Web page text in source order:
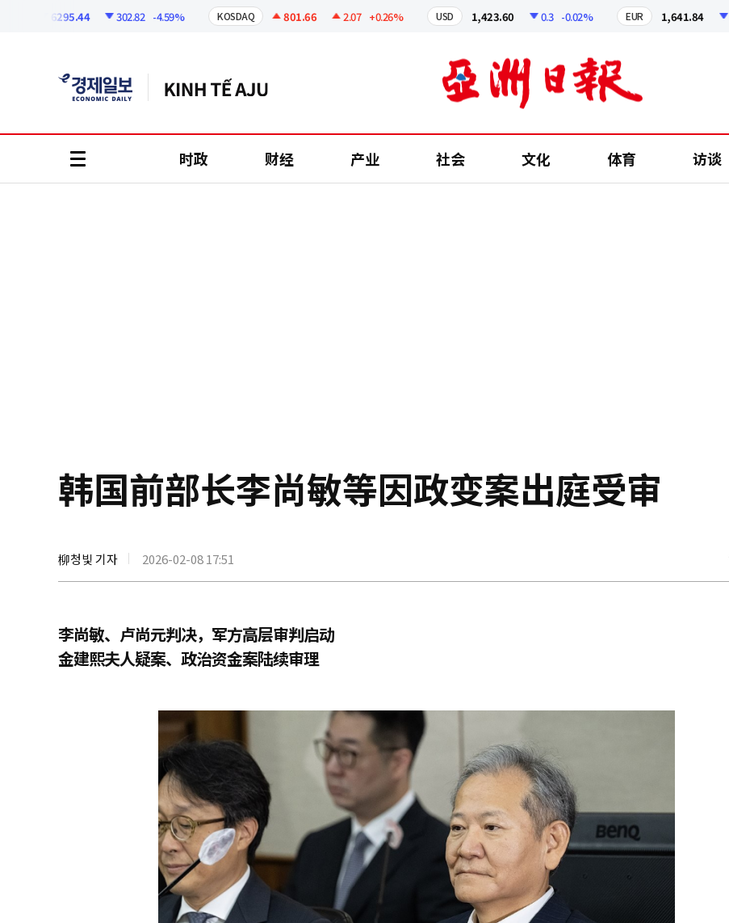
6295.44 302.82 -4.59% KOSDAQ 801.66 2.07 +0.26% USD 1,423.60 0.3 -0.02% EUR 1,641.84 2.48
时政 财经 产业 社会 文化 体育 访谈
韩国前部长李尚敏等因政变案出庭受审
柳청빛 기자 2026-02-08 17:51
李尚敏、卢尚元判决，军方高层审判启动
金建熙夫人疑案、政治资金案陆续审理